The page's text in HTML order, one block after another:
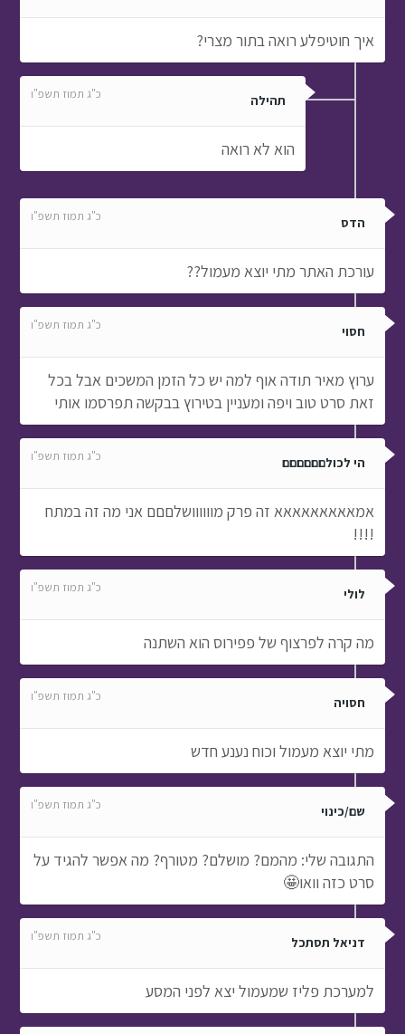
איך חוטיפלע רואה בתור מצרי?
תהילה כ"ג תמוז תשפ"ו
הוא לא רואה
הדס כ"ג תמוז תשפ"ו
עורכת האתר מתי יוצא מעמול??
חסוי כ"ג תמוז תשפ"ו
ערוץ מאיר תודה אוף למה יש כל הזמן המשכים אבל בכל
זאת סרט טוב ויפה ומעניין בטירוץ בבקשה תפרסמו אותי
הי לכולםםםםםם כ"ג תמוז תשפ"ו
אמאאאאאאאאא זה פרק מוווווושלםםם אני מה זה במתח
!!!!
לולי כ"ג תמוז תשפ"ו
מה קרה לפרצוף של פפירוס הוא השתנה
חסויה כ"ג תמוז תשפ"ו
מתי יוצא מעמול וכוח נענע חדש
שם/כינוי כ"ג תמוז תשפ"ו
התגובה שלי: מהמם? מושלם? מטורף? מה אפשר להגיד על
סרט כזה וואו🤩
דניאל תסתכל כ"ג תמוז תשפ"ו
למערכת פליז שמעמול יצא לפני המסע